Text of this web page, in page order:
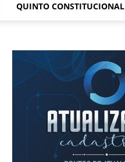
QUINTO CONSTITUCIONAL